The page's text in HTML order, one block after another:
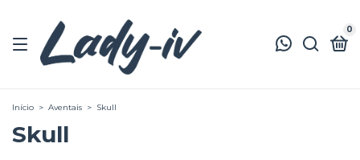
0
Início > Aventais > Skull
Skull